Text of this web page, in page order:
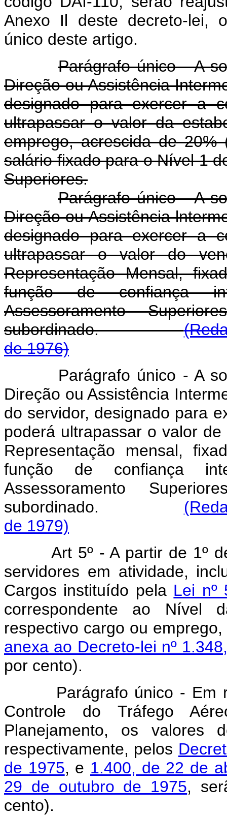
Anexo Il deste decreto-lei,
único deste artigo.
Parágrafo único - A
Direção ou Assistência
designado para exercer a
ultrapassar o valor da
emprego, acrescida de
salário fixado para o Nível 1
Superiores.
Parágrafo único - A
Direção ou Assistência
designado para exercer a
ultrapassar o valor do
Representação Mensal,
função de confiança
Assessoramento
subordinado.
de 1976)
Parágrafo único - A
Direção ou Assistência
do servidor, designado para
poderá ultrapassar o valor
Representação mensal,
função de confiança
Assessoramento
subordinado.
de 1979)
Art 5º - A partir de 1º
servidores em atividade,
Cargos instituído pela Lei nº
correspondente ao Nível
respectivo cargo ou
anexa ao Decreto-lei nº
por cento).
Parágrafo único - Em
Controle do Tráfego
Planejamento, os valores
respectivamente, pelos
de 1975, e 1.400, de 22 de
29 de outubro de 1975,
cento).